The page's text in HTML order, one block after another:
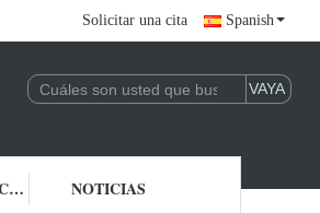
Solicitar una cita Spanish
SOLICITAR UNA CITA NOTICIAS